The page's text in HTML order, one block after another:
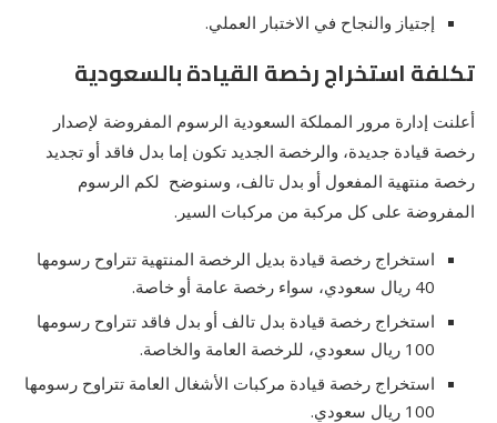
إجتياز والنجاح في الاختبار العملي.
تكلفة استخراج رخصة القيادة بالسعودية
أعلنت إدارة مرور المملكة السعودية الرسوم المفروضة لإصدار
رخصة قيادة جديدة، والرخصة الجديد تكون إما بدل فاقد أو تجديد
رخصة منتهية المفعول أو بدل تالف، وسنوضح لكم الرسوم
المفروضة على كل مركبة من مركبات السير.
استخراج رخصة قيادة بديل الرخصة المنتهية تتراوح رسومها
40 ريال سعودي، سواء رخصة عامة أو خاصة.
استخراج رخصة قيادة بدل تالف أو بدل فاقد تتراوح رسومها
100 ريال سعودي، للرخصة العامة والخاصة.
استخراج رخصة قيادة مركبات الأشغال العامة تتراوح رسومها
100 ريال سعودي.